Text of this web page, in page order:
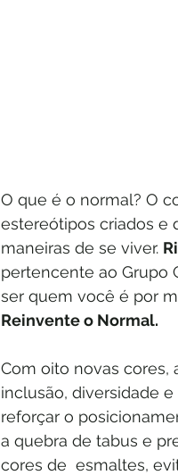
O que é o normal? O
estereótipos criados e
maneiras de se viver.
pertencente ao Grupo
ser quem você é por
Reinvente o Normal.
Com oito novas cores,
inclusão, diversidade
reforçar o
a quebra de tabus e
cores de  esmaltes,